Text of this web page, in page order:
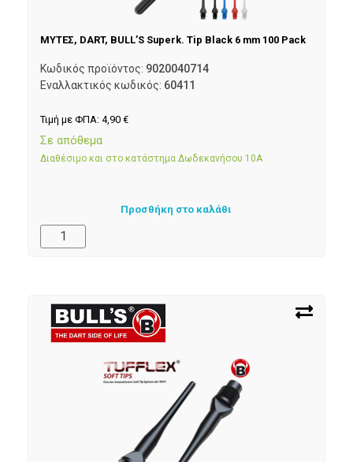
ΜΥΤΕΣ, DART, BULL’S Superk. Tip Black 6 mm 100 Pack
Κωδικός προϊόντος: 9020040714
Εναλλακτικός κωδικός: 60411
Τιμή με ΦΠΑ: 4,90 €
Σε απόθεμα
Διαθέσιμο και στο κατάστημα Δωδεκανήσου 10Α
Προσθήκη στο καλάθι